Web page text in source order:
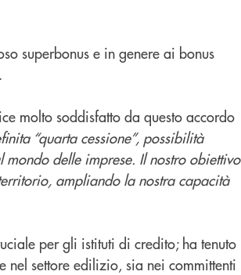
superbonus e in genere ai bonus
molto soddisfatto da questo accordo
“quarta cessione”, possibilità
delle imprese. Il nostro obiettivo
ampliando la nostra capacità
per gli istituti di credito; ha tenuto
nel settore edilizio, sia nei committenti